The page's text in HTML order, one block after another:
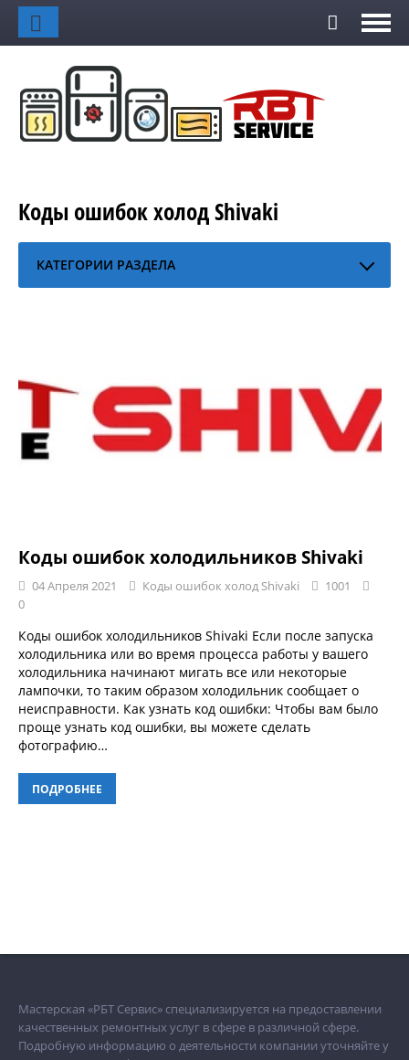
Коды ошибок холод Shivaki
КАТЕГОРИИ РАЗДЕЛА
Коды ошибок холодильников Shivaki
04 Апреля 2021 Коды ошибок холод Shivaki
1001
0
Коды ошибок холодильников Shivaki Если после запуска
холодильника или во время процесса работы у вашего
холодильника начинают мигать все или некоторые
лампочки, то таким образом холодильник сообщает о
неисправности. Как узнать код ошибки: Чтобы вам было
проще узнать код ошибки, вы можете сделать
фотографию…
ПОДРОБНЕЕ
Мастерская «РБТ Сервис» специализируется на предоставлении
качественных ремонтных услуг в сфере в различной сфере.
Подробную информацию о деятельности компании уточняйте у